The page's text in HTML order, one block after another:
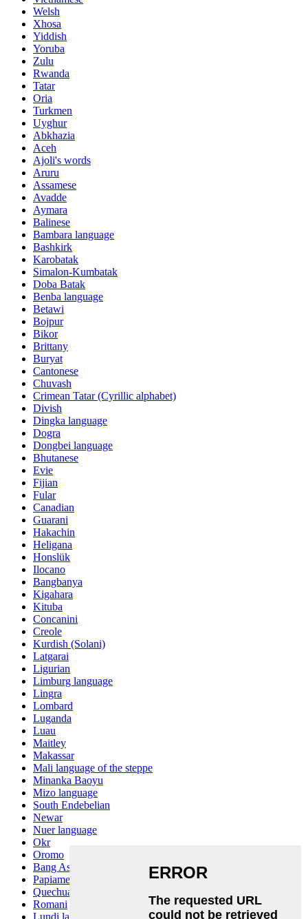
Welsh
Xhosa
Yiddish
Yoruba
Zulu
Rwanda
Tatar
Oria
Turkmen
Uyghur
Abkhazia
Aceh
Ajoli's words
Aruru
Assamese
Avadde
Aymara
Balinese
Bambara language
Bashkirk
Karobatak
Simalon-Kumbatak
Doba Batak
Benba language
Betawi
Bojpur
Bikor
Brittany
Buryat
Cantonese
Chuvash
Crimean Tatar (Cyrillic alphabet)
Divish
Dingka language
Dogra
Dongbei language
Bhutanese
Evie
Fijian
Fular
Canadian
Guarani
Hakachin
Heligana
Honslük
Ilocano
Bangbanya
Kigahara
Kituba
Concanini
Creole
Kurdish (Solani)
Latgarai
Ligurian
Limburg language
Lingra
Lombard
Luganda
Luau
Maitley
Makassar
Mali language of the steppe
Minanka Baoyu
Mizo language
South Endebelian
Newar
Nuer language
Okr
Oromo
Bang Ashinan
Papiamento
Quechua
Romani
Lundi language